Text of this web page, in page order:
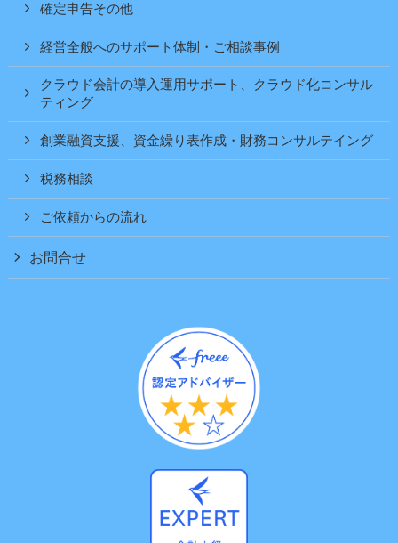
確定申告その他
経営全般へのサポート体制・ご相談事例
クラウド会計の導入運用サポート、クラウド化コンサル
ティング
創業融資支援、資金繰り表作成・財務コンサルテイング
税務相談
ご依頼からの流れ
お問合せ